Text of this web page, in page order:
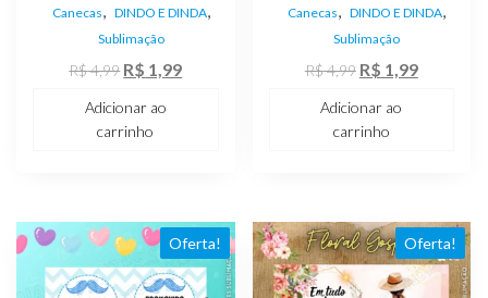
Canecas, DINDO E DINDA,
Sublimação
R$4,99 O
original
R$ 1,99O
Adicionar ao
carrinho
Canecas, DINDO E DINDA,
Sublimação
R$4,99 O
original
R$ 1,99O
Adicionar ao
carrinho
Oferta! Oferta!